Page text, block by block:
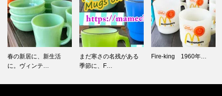
まだ寒さの名残がある
季節に、F…
Fire-king 1960年… Fire-king 1960年…